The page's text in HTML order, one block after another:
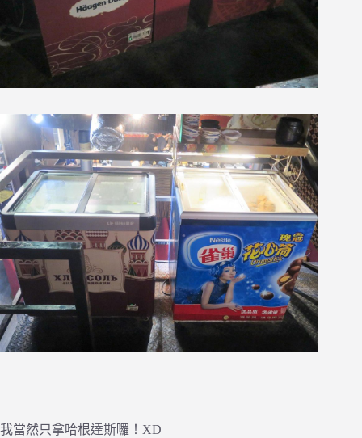
我當然只拿哈根達斯囉！XD